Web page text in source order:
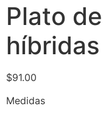
Plato
$91.00
Medidas